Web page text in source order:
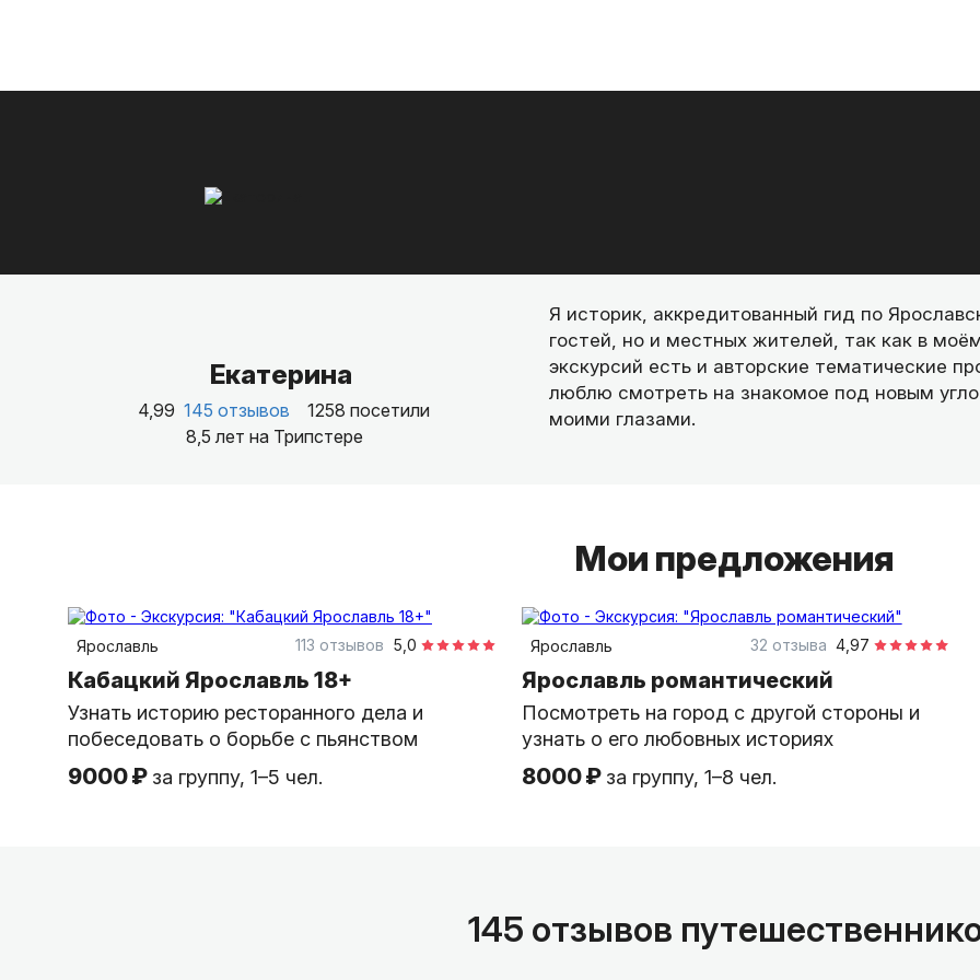
Екатерина
4,99 145 отзывов
1258 посетили
8,5 лет на Трипстере
Я историк, аккредитованный гид по
гостей, но и местных жителей, так как в
экскурсий есть и авторские тематические
люблю смотреть на знакомое под новым
моими глазами.
Мои предложения
Ярославль 5,0
113 отзывов
Кабацкий Ярославль 18+
Узнать историю ресторанного дела и
побеседовать о борьбе с пьянством
9000 ₽ за группу, 1–5 чел.
Ярославль 4,97
32 отзыва
Ярославль романтический
Посмотреть на город с другой стороны и
узнать о его любовных историях
8000 ₽ за группу, 1–8 чел.
145 отзывов